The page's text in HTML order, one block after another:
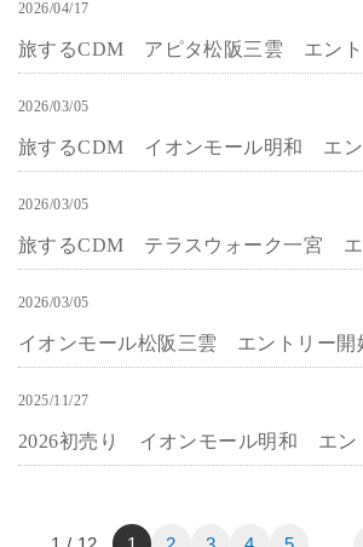
2026/04/17
旅するCDM アピタ松阪三雲 エント
2026/03/05
旅するCDM イオンモール明和 エン
2026/03/05
旅するCDM テラスウォーク一宮 エ
2026/03/05
イオンモール松阪三雲 エントリー開
2025/11/27
2026初売り イオンモール明和 エン